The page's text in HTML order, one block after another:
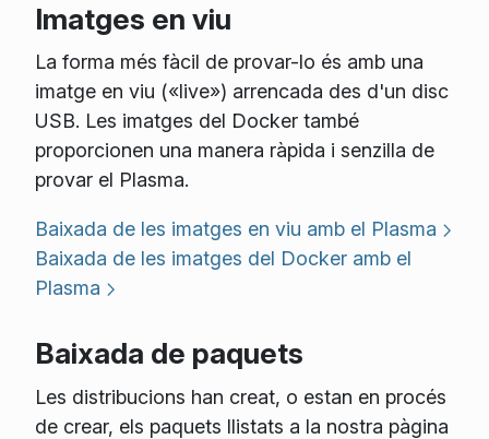
Imatges en viu
La forma més fàcil de provar-lo és amb una
imatge en viu («live») arrencada des d'un disc
USB. Les imatges del Docker també
proporcionen una manera ràpida i senzilla de
provar el Plasma.
Baixada de les imatges en viu amb el Plasma
Baixada de les imatges del Docker amb el
Plasma
Baixada de paquets
Les distribucions han creat, o estan en procés
de crear, els paquets llistats a la nostra pàgina